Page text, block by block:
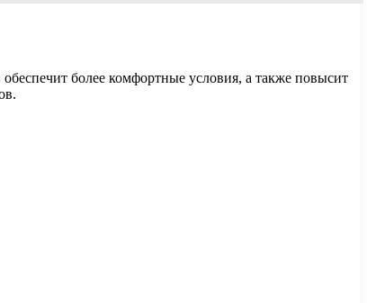
более комфортные условия, а также повысит